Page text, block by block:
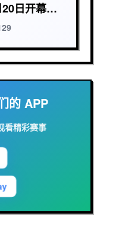
日开幕备
的 APP
看精彩赛事